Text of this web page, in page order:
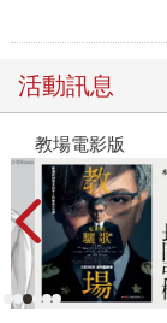
活動訊息
教場電影版